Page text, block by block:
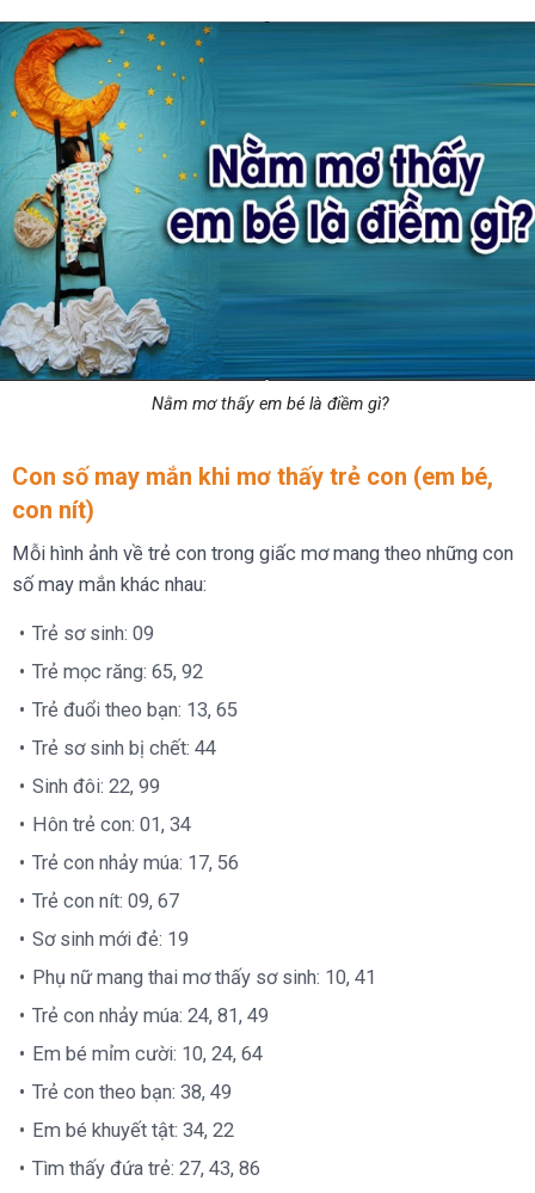
Nằm mơ thấy em bé là điềm gì?
Con số may mắn khi mơ thấy trẻ con (em bé,
con nít)
Mỗi hình ảnh về trẻ con trong giấc mơ mang theo những con
số may mắn khác nhau:
Trẻ sơ sinh: 09
Trẻ mọc răng: 65, 92
Trẻ đuổi theo bạn: 13, 65
Trẻ sơ sinh bị chết: 44
Sinh đôi: 22, 99
Hôn trẻ con: 01, 34
Trẻ con nhảy múa: 17, 56
Trẻ con nít: 09, 67
Sơ sinh mới đẻ: 19
Phụ nữ mang thai mơ thấy sơ sinh: 10, 41
Trẻ con nhảy múa: 24, 81, 49
Em bé mỉm cười: 10, 24, 64
Trẻ con theo bạn: 38, 49
Em bé khuyết tật: 34, 22
Tìm thấy đứa trẻ: 27, 43, 86